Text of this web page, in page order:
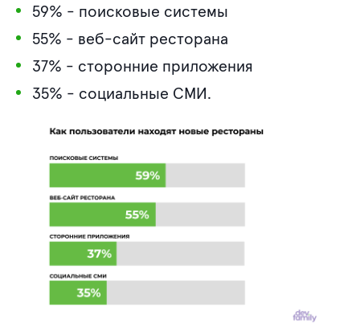
59% - поисковые системы
55% - веб-сайт ресторана
37% - сторонние приложения
35% - социальные СМИ.